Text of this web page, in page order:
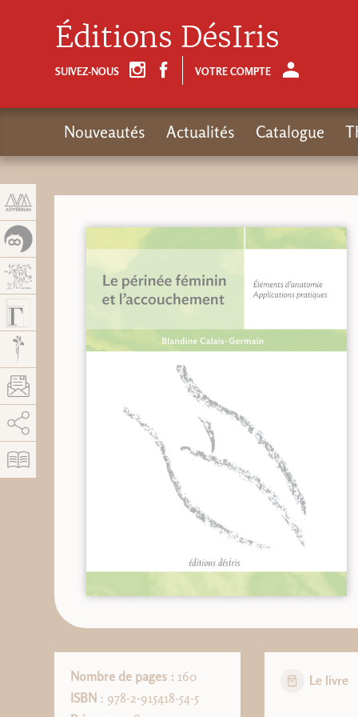
Nombre de pages : 160
ISBN : 978-2-915418-54-5
Le livre
Éditions DésIris
SUIVEZ-NOUS VOTRE COMPTE
Nouveautés Actualités Catalogue
AddThis est désactivé.